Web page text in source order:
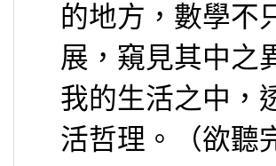
的地方，數學不
展，窺見其中之
我的生活之中，
活哲理。（欲聽